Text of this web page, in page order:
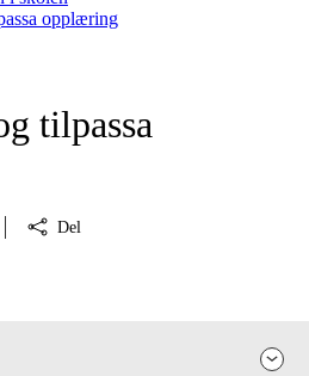
opplæring
tilpassa
Del